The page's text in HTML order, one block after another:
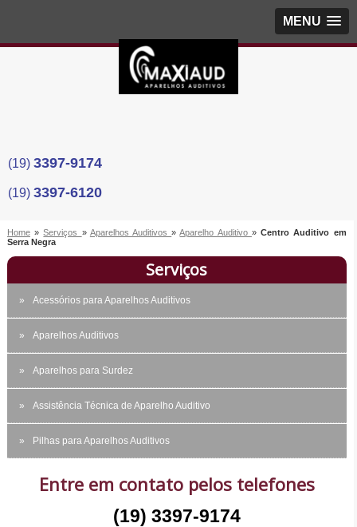
MENU
(19) 3397-9174
(19) 3397-6120
Home »Serviços » Aparelhos Auditivos»Aparelho Auditivo »Centro Auditivo em
Serra Negra
Serviços
Acessórios para Aparelhos Auditivos
Aparelhos Auditivos
Aparelhos para Surdez
Assistência Técnica de Aparelho Auditivo
Pilhas para Aparelhos Auditivos
Entre em contato pelos telefones
(19) 3397-9174